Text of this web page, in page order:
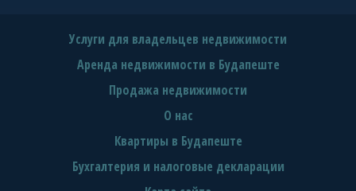
Услуги для владельцев недвижимости
Аренда недвижимости в Будапеште
Продажа недвижимости
О нас
Квартиры в Будапеште
Бухгалтерия и налоговые декларации